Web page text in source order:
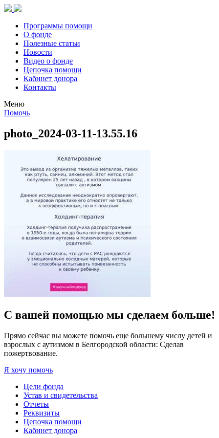
Программы помощи
О фонде
Полезные статьи
Новости
Видео о фонде
Цепочка помощи
Кабинет донора
Контакты
Меню
Помочь
photo_2024-03-11-13.55.16
С вашей помощью мы сделаем больше!
Прямо сейчас вы можете помочь еще большему числу детей и
взрослых с аутизмом в Белгородской области: Сделав
пожертвование.
Я хочу помочь
Цели фонда
Устав и свидетельства
Отчеты
Реквизиты
Цепочка помощи
Кабинет донора